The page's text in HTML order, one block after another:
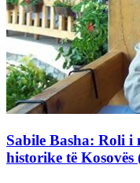
Sabile Basha: Roli i
historike të Kosovës